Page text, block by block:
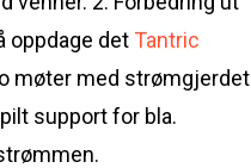
oppdage det Tantric
møter med strømgjerdet
support for bla.